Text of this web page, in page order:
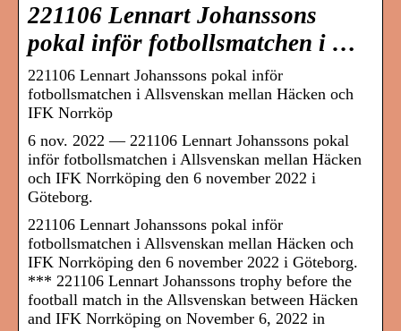
221106 Lennart Johanssons
pokal inför fotbollsmatchen i …
221106 Lennart Johanssons pokal inför
fotbollsmatchen i Allsvenskan mellan Häcken och
IFK Norrköp
6 nov. 2022 — 221106 Lennart Johanssons pokal
inför fotbollsmatchen i Allsvenskan mellan Häcken
och IFK Norrköping den 6 november 2022 i
Göteborg.
221106 Lennart Johanssons pokal inför
fotbollsmatchen i Allsvenskan mellan Häcken och
IFK Norrköping den 6 november 2022 i Göteborg.
*** 221106 Lennart Johanssons trophy before the
football match in the Allsvenskan between Häcken
and IFK Norrköping on November 6, 2022 in